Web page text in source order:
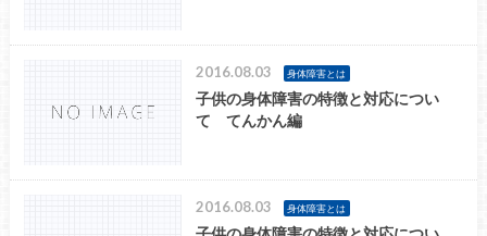
2016.08.03 身体障害とは
子供の身体障害の特徴と対応につい
て てんかん編
2016.08.03 身体障害とは